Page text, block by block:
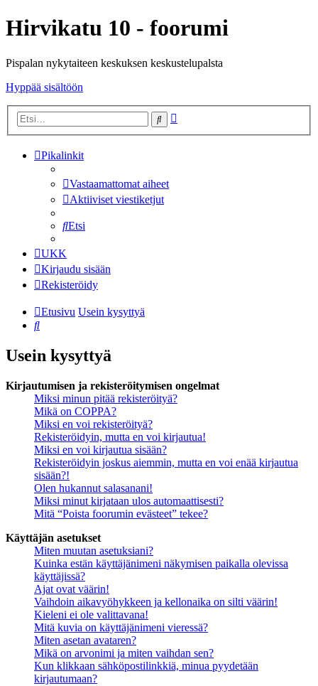
Hirvikatu 10 - foorumi
Pispalan nykytaiteen keskuksen keskustelupalsta
Hyppää sisältöön
Etsi
Pikalinkit
Vastaamattomat aiheet
Aktiiviset viestiketjut
Etsi
UKK
Kirjaudu sisään
Rekisteröidy
Etusivu Usein kysyttyä
Etsi
Usein kysyttyä
Kirjautumisen ja rekisteröitymisen ongelmat
Miksi minun pitää rekisteröityä?
Mikä on COPPA?
Miksi en voi rekisteröityä?
Rekisteröidyin, mutta en voi kirjautua!
Miksi en voi kirjautua sisään?
Rekisteröidyin joskus aiemmin, mutta en voi enää kirjautua
sisään?!
Olen hukannut salasanani!
Miksi minut kirjataan ulos automaattisesti?
Mitä “Poista foorumin evästeet” tekee?
Käyttäjän asetukset
Miten muutan asetuksiani?
Kuinka estän käyttäjänimeni näkymisen paikalla olevissa
käyttäjissä?
Ajat ovat väärin!
Vaihdoin aikavyöhykkeen ja kellonaika on silti väärin!
Kieleni ei ole valittavana!
Mitä kuvia on käyttäjänimeni vieressä?
Miten asetan avataren?
Mikä on arvonimi ja miten vaihdan sen?
Kun klikkaan sähköpostilinkkiä, minua pyydetään
kirjautumaan?